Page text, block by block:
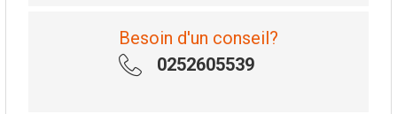
Besoin d'un conseil?
0252605539